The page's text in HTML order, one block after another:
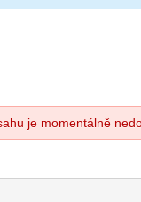
je momentálně